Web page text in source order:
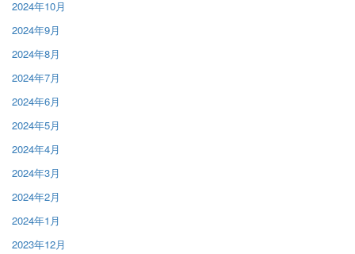
2024年10月
2024年9月
2024年8月
2024年7月
2024年6月
2024年5月
2024年4月
2024年3月
2024年2月
2024年1月
2023年12月